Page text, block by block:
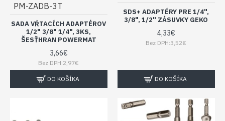
PM-ZADB-3T
SADA VŔTACÍCH ADAPTÉROV
1/2" 3/8" 1/4", 3KS,
ŠESŤHRAN POWERMAT
3,66€
Bez DPH:2,97€
DO KOŠÍKA
SDS+ ADAPTÉRY PRE 1/4",
3/8", 1/2" ZÁSUVKY GEKO
4,33€
Bez DPH:3,52€
DO KOŠÍKA